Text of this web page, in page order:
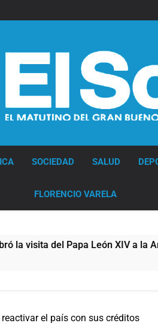
SOCIEDAD SALUD
FLORENCIO VARELA
León XIV a la Argentina
el país con sus créditos